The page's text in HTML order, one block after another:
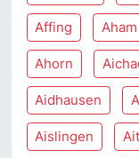
Affing Aham
Ahorn
Aidhausen
Aislingen